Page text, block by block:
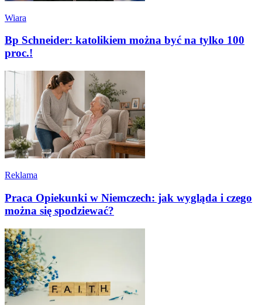
Wiara
Bp Schneider: katolikiem można być na tylko 100
proc.!
Reklama
Praca Opiekunki w Niemczech: jak wygląda i czego
można się spodziewać?